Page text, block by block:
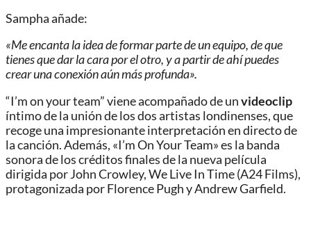
Sampha añade:
«Me encanta la idea de formar parte de un equipo, de que
tienes que dar la cara por el otro, y a partir de ahí puedes
crear una conexión aún más profunda».
“I’m on your team” viene acompañado de unvideoclip
íntimo de la unión de los dos artistas londinenses, que
recoge una impresionante interpretación en directo de
la canción. Además, «I’m On Your Team» es la banda
sonora de los créditos finales de la nueva película
dirigida por John Crowley, We Live In Time (A24 Films),
protagonizada por Florence Pugh y Andrew Garfield.